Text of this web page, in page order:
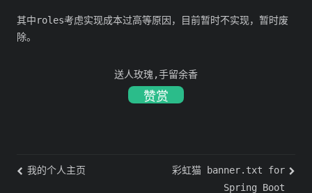
其中roles考虑实现成本过高等原因，目前暂时不实现，暂时废
除。
送人玫瑰,手留余香
赞赏
我的个人主页
彩虹猫 banner.txt for
Spring Boot